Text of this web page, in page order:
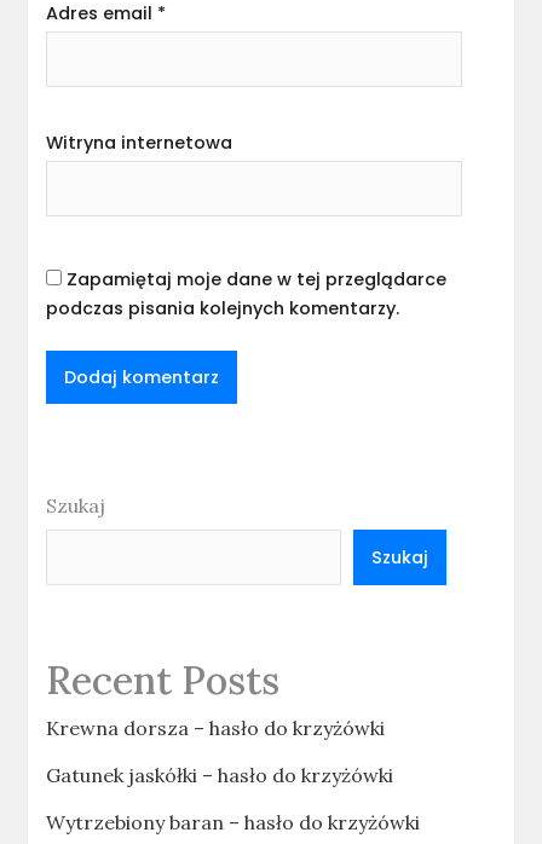
Adres email *
Witryna internetowa
Zapamiętaj moje dane w tej przeglądarce
podczas pisania kolejnych komentarzy.
Szukaj
Szukaj
Recent Posts
Krewna dorsza – hasło do krzyżówki
Gatunek jaskółki – hasło do krzyżówki
Wytrzebiony baran – hasło do krzyżówki